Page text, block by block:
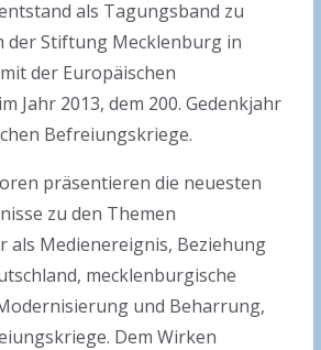
als Tagungsband zu
der Stiftung Mecklenburg in
der Europäischen
Jahr 2013, dem 200. Gedenkjahr
Befreiungskriege.
präsentieren die neuesten
zu den Themen
als Medienereignis, Beziehung
mecklenburgische
und Beharrung,
Dem Wirken